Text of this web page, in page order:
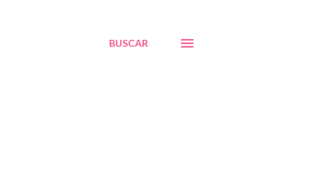
BUSCAR